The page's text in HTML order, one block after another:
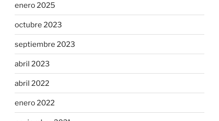
enero 2025
octubre 2023
septiembre 2023
abril 2023
abril 2022
enero 2022